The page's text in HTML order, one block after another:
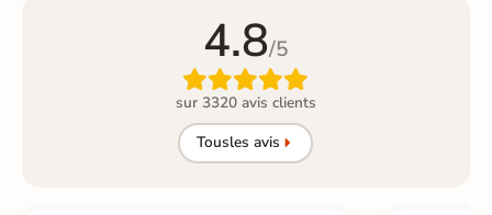
4.8/5

sur 3320 avis clients
Tousles avis